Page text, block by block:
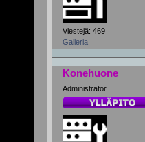
Viestejä: 469
Galleria
Konehuone
Administrator